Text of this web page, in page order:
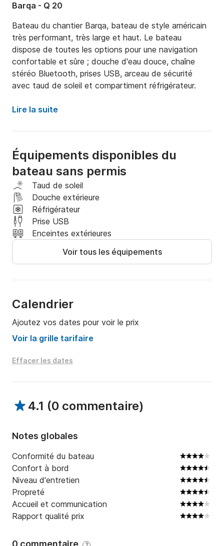
Barqa - Q 20
Bateau du chantier Barqa, bateau de style américain
très performant, très large et haut. Le bateau
dispose de toutes les options pour une navigation
confortable et sûre ; douche d'eau douce, chaîne
stéréo Bluetooth, prises USB, arceau de sécurité
avec taud de soleil et compartiment réfrigérateur.
Lire la suite
Équipements disponibles du
bateau sans permis
Taud de soleil
Douche extérieure
Réfrigérateur
Prise USB
Enceintes extérieures
Voir tous les équipements
Calendrier
Ajoutez vos dates pour voir le prix
Voir la grille tarifaire
Effacer les dates
4.1 (0 commentaire)
Notes globales
Conformité du bateau
Confort à bord
Niveau d'entretien
Propreté
Accueil et communication
Rapport qualité prix